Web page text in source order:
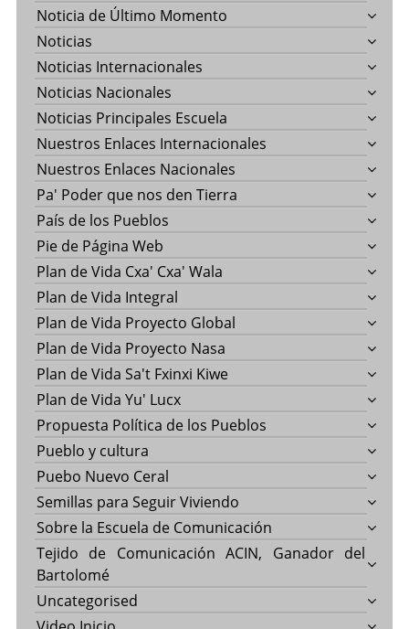
Noticia de Último Momento
Noticias
Noticias Internacionales
Noticias Nacionales
Noticias Principales Escuela
Nuestros Enlaces Internacionales
Nuestros Enlaces Nacionales
Pa' Poder que nos den Tierra
País de los Pueblos
Pie de Página Web
Plan de Vida Cxa' Cxa' Wala
Plan de Vida Integral
Plan de Vida Proyecto Global
Plan de Vida Proyecto Nasa
Plan de Vida Sa't Fxinxi Kiwe
Plan de Vida Yu' Lucx
Propuesta Política de los Pueblos
Pueblo y cultura
Puebo Nuevo Ceral
Semillas para Seguir Viviendo
Sobre la Escuela de Comunicación
Tejido de Comunicación ACIN, Ganador del
Bartolomé
Uncategorised